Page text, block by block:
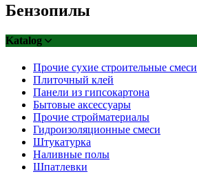
Бензопилы
Katalog
Прочие сухие строительные смеси
Плиточный клей
Панели из гипсокартона
Бытовые аксессуары
Прочие стройматериалы
Гидроизоляционные смеси
Штукатурка
Наливные полы
Шпатлевки